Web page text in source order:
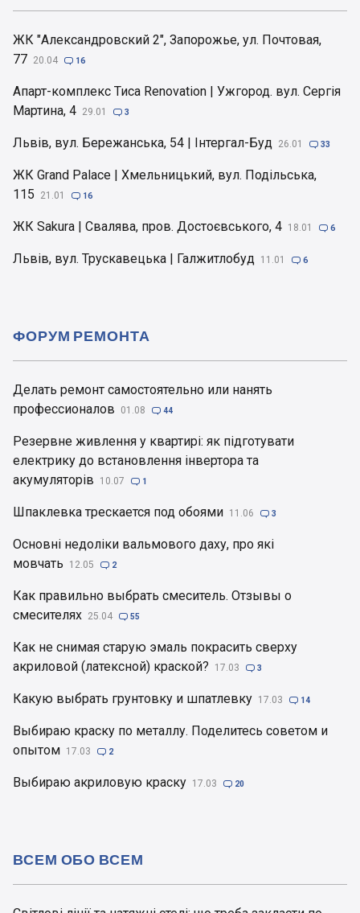
ЖК "Александровский 2", Запорожье, ул. Почтовая,
77 20.04  16
Апарт-комплекс Тиса Renovation | Ужгород. вул. Сергія
Мартина, 4 29.01  3
Львів, вул. Бережанська, 54 | Інтергал-Буд 26.01  33
ЖК Grand Palace | Хмельницький, вул. Подільська,
115
21.01  16
ЖК Sakura | Свалява, пров. Достоєвського, 4 18.01  6
Львів, вул. Трускавецька | Галжитлобуд 11.01  6
Делать ремонт самостоятельно или нанять
профессионалов
01.08  44
Резервне живлення у квартирі: як підготувати
електрику до встановлення інвертора та
акумуляторів
10.07  1
Шпаклевка трескается под обоями 11.06  3
Основні недоліки вальмового даху, про які
мовчать
12.05  2
Как правильно выбрать смеситель. Отзывы о
смесителях 25.04  55
Как не снимая старую эмаль покрасить сверху
акриловой (латексной) краской?
17.03  3
Какую выбрать грунтовку и шпатлевку 17.03  14
Выбираю краску по металлу. Поделитесь советом и
опытом 17.03  2
Выбираю акриловую краску 17.03  20
ФОРУМ РЕМОНТА
ВСЕМ ОБО ВСЕМ